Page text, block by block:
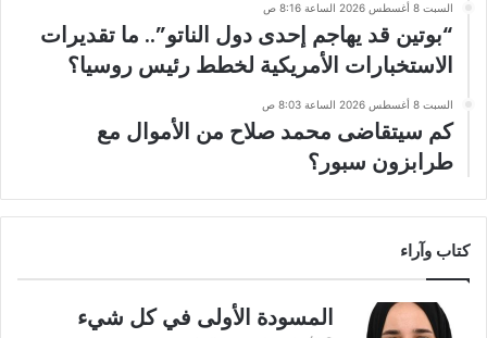
السبت 8 أغسطس 2026 الساعة 8:16 ص
“بوتين قد يهاجم إحدى دول الناتو”.. ما تقديرات
الاستخبارات الأمريكية لخطط رئيس روسيا؟
السبت 8 أغسطس 2026 الساعة 8:03 ص
كم سيتقاضى محمد صلاح من الأموال مع
طرابزون سبور؟
كتاب وآراء
المسودة الأولى في كل شيء